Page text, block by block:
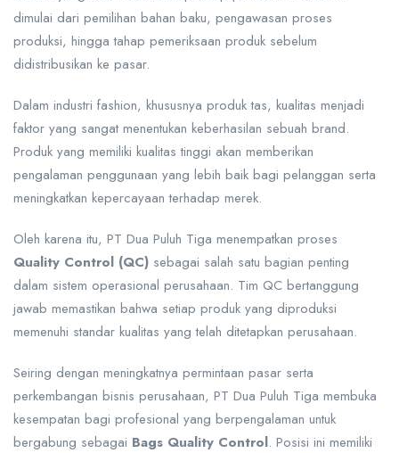
dimulai dari pemilihan bahan baku, pengawasan proses
produksi, hingga tahap pemeriksaan produk sebelum
didistribusikan ke pasar.
Dalam industri fashion, khususnya produk tas, kualitas menjadi
faktor yang sangat menentukan keberhasilan sebuah brand.
Produk yang memiliki kualitas tinggi akan memberikan
pengalaman penggunaan yang lebih baik bagi pelanggan serta
meningkatkan kepercayaan terhadap merek.
Oleh karena itu, PT Dua Puluh Tiga menempatkan proses
Quality Control (QC) sebagai salah satu bagian penting
dalam sistem operasional perusahaan. Tim QC bertanggung
jawab memastikan bahwa setiap produk yang diproduksi
memenuhi standar kualitas yang telah ditetapkan perusahaan.
Seiring dengan meningkatnya permintaan pasar serta
perkembangan bisnis perusahaan, PT Dua Puluh Tiga membuka
kesempatan bagi profesional yang berpengalaman untuk
bergabung sebagai Bags Quality Control. Posisi ini memiliki